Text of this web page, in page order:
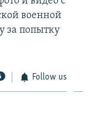
военной
за попытку
Follow us